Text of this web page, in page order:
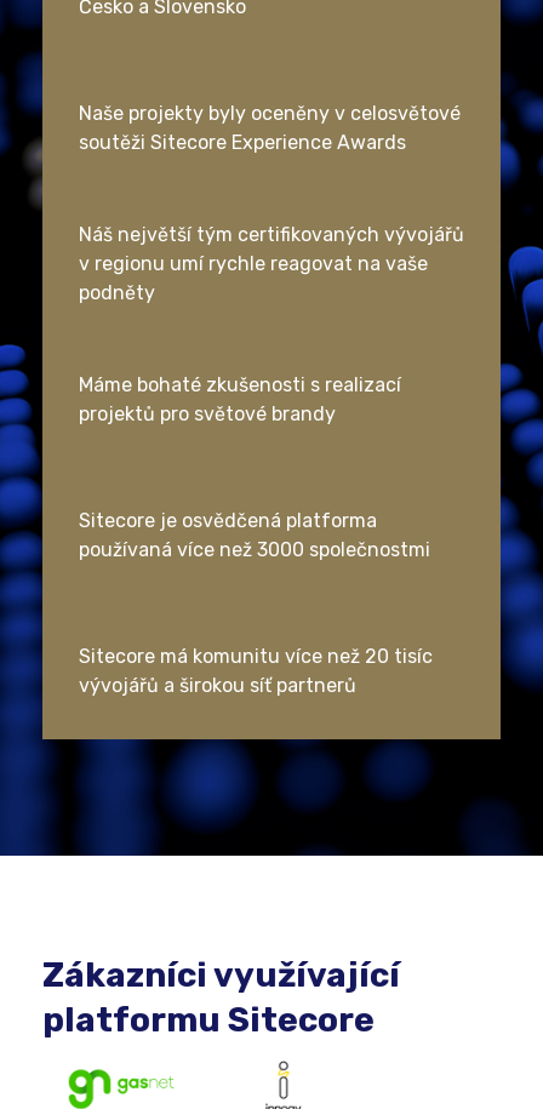
Česko a Slovensko
Naše projekty byly oceněny v celosvětové
soutěži Sitecore Experience Awards
Náš největší tým certifikovaných vývojářů
v regionu umí rychle reagovat na vaše
podněty
Máme bohaté zkušenosti s realizací
projektů pro světové brandy
Sitecore je osvědčená platforma
používaná více než 3000 společnostmi
Sitecore má komunitu více než 20 tisíc
vývojářů a širokou síť partnerů
Zákazníci využívající
platformu Sitecore